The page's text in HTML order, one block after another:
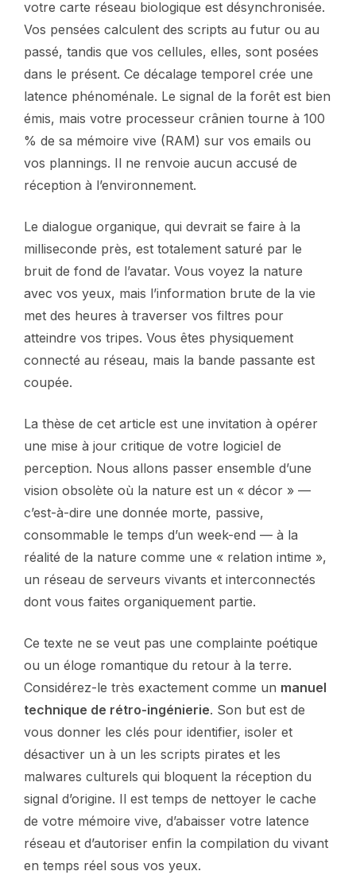
votre carte réseau biologique est désynchronisée.
Vos pensées calculent des scripts au futur ou au
passé, tandis que vos cellules, elles, sont posées
dans le présent. Ce décalage temporel crée une
latence phénoménale. Le signal de la forêt est bien
émis, mais votre processeur crânien tourne à 100
% de sa mémoire vive (RAM) sur vos emails ou
vos plannings. Il ne renvoie aucun accusé de
réception à l’environnement.
Le dialogue organique, qui devrait se faire à la
milliseconde près, est totalement saturé par le
bruit de fond de l’avatar. Vous voyez la nature
avec vos yeux, mais l’information brute de la vie
met des heures à traverser vos filtres pour
atteindre vos tripes. Vous êtes physiquement
connecté au réseau, mais la bande passante est
coupée.
La thèse de cet article est une invitation à opérer
une mise à jour critique de votre logiciel de
perception. Nous allons passer ensemble d’une
vision obsolète où la nature est un « décor » —
c’est-à-dire une donnée morte, passive,
consommable le temps d’un week-end — à la
réalité de la nature comme une « relation intime »,
un réseau de serveurs vivants et interconnectés
dont vous faites organiquement partie.
Ce texte ne se veut pas une complainte poétique
ou un éloge romantique du retour à la terre.
Considérez-le très exactement comme un manuel
technique de rétro-ingénierie. Son but est de
vous donner les clés pour identifier, isoler et
désactiver un à un les scripts pirates et les
malwares culturels qui bloquent la réception du
signal d’origine. Il est temps de nettoyer le cache
de votre mémoire vive, d’abaisser votre latence
réseau et d’autoriser enfin la compilation du vivant
en temps réel sous vos yeux.